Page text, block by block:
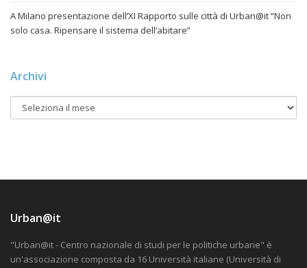
A Milano presentazione dell’XI Rapporto sulle città di Urban@it “Non
solo casa. Ripensare il sistema dell’abitare”
Archivi
Urban@it
"Urban@it - Centro nazionale di studi per le politiche urbane" è
un'associazione composta da 16 Università italiane (Università di